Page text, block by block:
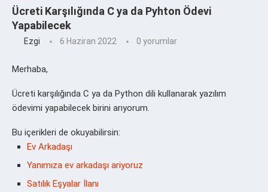
Ücreti Karşılığında C ya da Pyhton Ödevi
Yapabilecek
Ezgi 6 Haziran 2022 0 yorumlar
Merhaba,
Ücreti karşılığında C ya da Python dili kullanarak yazılım
ödevimi yapabilecek birini arıyorum.
Bu içerikleri de okuyabilirsin:
Ev Arkadaşı
Yanımıza ev arkadaşı ariyoruz
Satılık Eşyalar İlanı